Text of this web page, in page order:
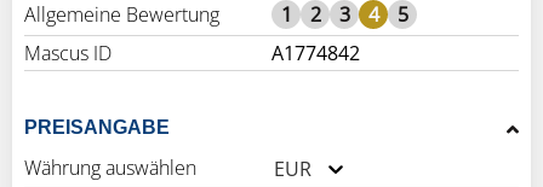
Allgemeine Bewertung
1 2 3 4
5
Mascus ID
A1774842
PREISANGABE
Währung auswählen
EUR